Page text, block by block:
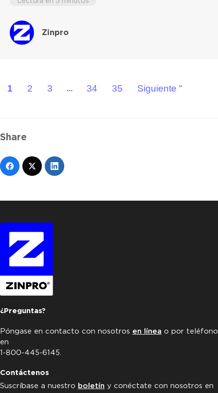
Zinpro
1 2 3 ... 34 35 Siguiente "
Share
¿Preguntas?
Póngase en contacto con nosotros en línea o por teléfono
en
1-800-445-6145.
Contáctenos
Suscríbase a nuestro boletín y conéctate con nosotros en